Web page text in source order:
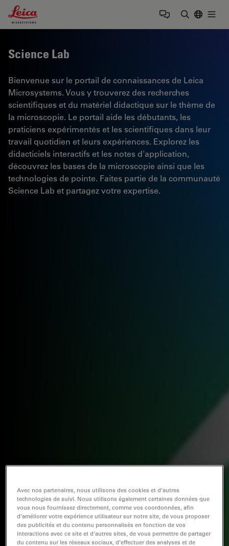
Leica Microsystems Logo
Science Lab
Bienvenue sur le portail de connaissances de Leica
Microsystems. Vous y trouverez des recherches
scientifiques et du matériel didactique sur le thème de
la microscopie. Le portail aide les débutants, les
praticiens expérimentés et les scientifiques dans leur
travail quotidien et leurs expériences. Explorez les
didacticiels interactifs et les notes d'application,
découvrez les bases de la microscopie ainsi que les
technologies de pointe. Faites partie de la communauté
Science Lab et partagez votre expertise.
Avec nos partenaires, nous utilisons des cookies et d’autres
technologies de suivi. Nous utilisons également certaines données que
vous nous fournissez directement, comme vos coordonnées, afin
d’améliorer votre expérience utilisateur sur notre site, de vous proposer
des publicités et du contenu personnalisés en fonction de vos
interactions avec ce site et d’autres sites, de vous permettre de partager
du contenu sur les réseaux sociaux, d’effectuer des analyses et de